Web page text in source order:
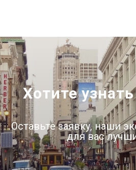
Хотите
Оставьте заявку, наши
для вас